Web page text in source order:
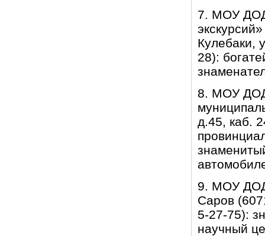
7. МОУ ДОД
Кулебаки,
28):
8. МОУ ДОД
д.45, каб.
9. МОУ ДОД
Саров
5-27-75):
научный